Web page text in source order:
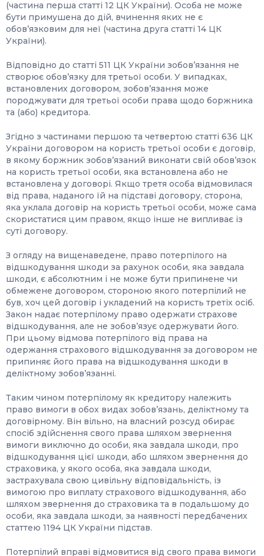
(частина перша статті 12 ЦК України). Особа не може
бути примушена до дій, вчинення яких не є
обов’язковим для неї (частина друга статті 14 ЦК
України).
Відповідно до статті 511 ЦК України зобов’язання не
створює обов’язку для третьої особи. У випадках,
встановлених договором, зобов’язання може
породжувати для третьої особи права щодо боржника
та (або) кредитора.
Згідно з частинами першою та четвертою статті 636 ЦК
України договором на користь третьої особи є договір,
в якому боржник зобов’язаний виконати свій обов’язок
на користь третьої особи, яка встановлена або не
встановлена у договорі. Якщо третя особа відмовилася
від права, наданого їй на підставі договору, сторона,
яка уклала договір на користь третьої особи, може сама
скористатися цим правом, якщо інше не випливає із
суті договору.
З огляду на вищенаведене, право потерпілого на
відшкодування шкоди за рахунок особи, яка завдала
шкоди, є абсолютним і не може бути припинене чи
обмежене договором, стороною якого потерпілий не
був, хоч цей договір і укладений на користь третіх осіб.
Закон надає потерпілому право одержати страхове
відшкодування, але не зобов’язує одержувати його.
При цьому відмова потерпілого від права на
одержання страхового відшкодування за договором не
припиняє його права на відшкодування шкоди в
деліктному зобов’язанні.
Таким чином потерпілому як кредитору належить
право вимоги в обох видах зобов’язань, деліктному та
договірному. Він вільно, на власний розсуд обирає
спосіб здійснення свого права шляхом звернення
вимоги виключно до особи, яка завдала шкоди, про
відшкодування цієї шкоди, або шляхом звернення до
страховика, у якого особа, яка завдала шкоди,
застрахувала свою цивільну відповідальність, із
вимогою про виплату страхового відшкодування, або
шляхом звернення до страховика та в подальшому до
особи, яка завдала шкоди, за наявності передбачених
статтею 1194 ЦК України підстав.
Потерпілий вправі відмовитися від свого права вимоги